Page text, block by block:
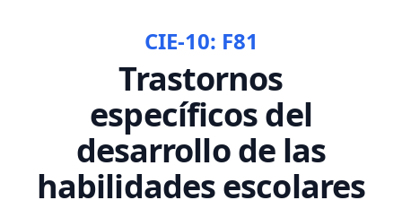
CIE-10: F81
Trastornos
específicos del
desarrollo de las
habilidades escolares